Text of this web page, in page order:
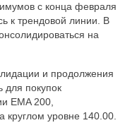
с конца февраля
к трендовой линии. В
на
и продолжения
для покупок
EMA 200,
круглом уровне 140.00.